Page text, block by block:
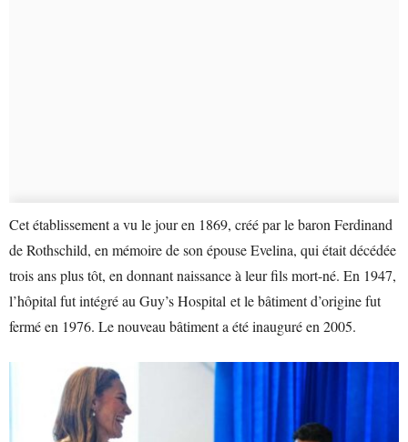
Cet établissement a vu le jour en 1869, créé par le baron Ferdinand
de Rothschild, en mémoire de son épouse Evelina, qui était décédée
trois ans plus tôt, en donnant naissance à leur fils mort-né. En 1947,
l’hôpital fut intégré au Guy’s Hospital et le bâtiment d’origine fut
fermé en 1976. Le nouveau bâtiment a été inauguré en 2005.